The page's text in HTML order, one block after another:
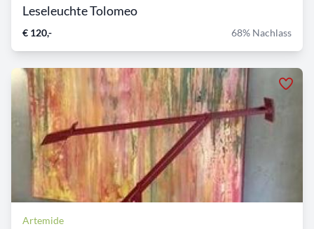
Leseleuchte Tolomeo
€ 120,- 68% Nachlass
Artemide